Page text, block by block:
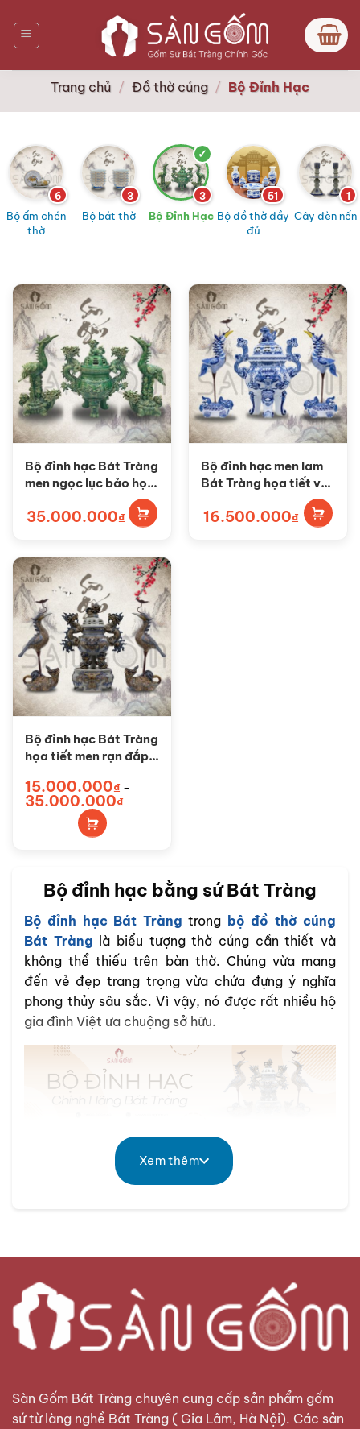
qua
nội
dung
Trang chủ / Đồ thờ cúng / Bộ Đỉnh Hạc
6
Bộ ấm chén
thờ
3
Bộ bát thờ
3
Bộ Đỉnh Hạc
51
Bộ đồ thờ đầy
đủ
1
Cây đèn nến
Bộ đỉnh hạc Bát Tràng
men ngọc lục bảo họa
ĐH03
35.000.000₫
Bộ đỉnh hạc men lam
Bát Tràng họa tiết vẽ
16.500.000₫
Bộ đỉnh hạc Bát Tràng
họa tiết men rạn đắp
15.000.000₫ –
35.000.000₫Khoảng
giá:
Sản
phẩm
tùy
chọn
có
thể
được
chọn
trên
trang
phẩm
Bộ đỉnh hạc bằng sứ Bát Tràng
Bộ đỉnh hạc Bát Tràng trong bộ đồ thờ cúng
Bát Tràng là biểu tượng thờ cúng cần thiết và
không thể thiếu trên bàn thờ. Chúng vừa mang
đến vẻ đẹp trang trọng vừa chứa đựng ý nghĩa
phong thủy sâu sắc. Vì vậy, nó được rất nhiều hộ
gia đình Việt ưa chuộng sở hữu.
Sàn Gốm Bát Tràng- Cung cấp bộ đỉnh hạc chính hãng
Bát Tràng
Bộ đỉnh hạc là gì?
Đỉnh hạcđược ví như linh hồn của bàn thờ gia
tiên. Bởi mỗi vật phẩm trong bộ đỉnh thờ đều chứa
đựng những ý nghĩa đặc biệt. Chúng còn được gọi
Xem thêm
Sàn Gốm Bát Tràng chuyên cung cấp sản phẩm gốm
sứ từ làng nghề Bát Tràng ( Gia Lâm, Hà Nội). Các sản